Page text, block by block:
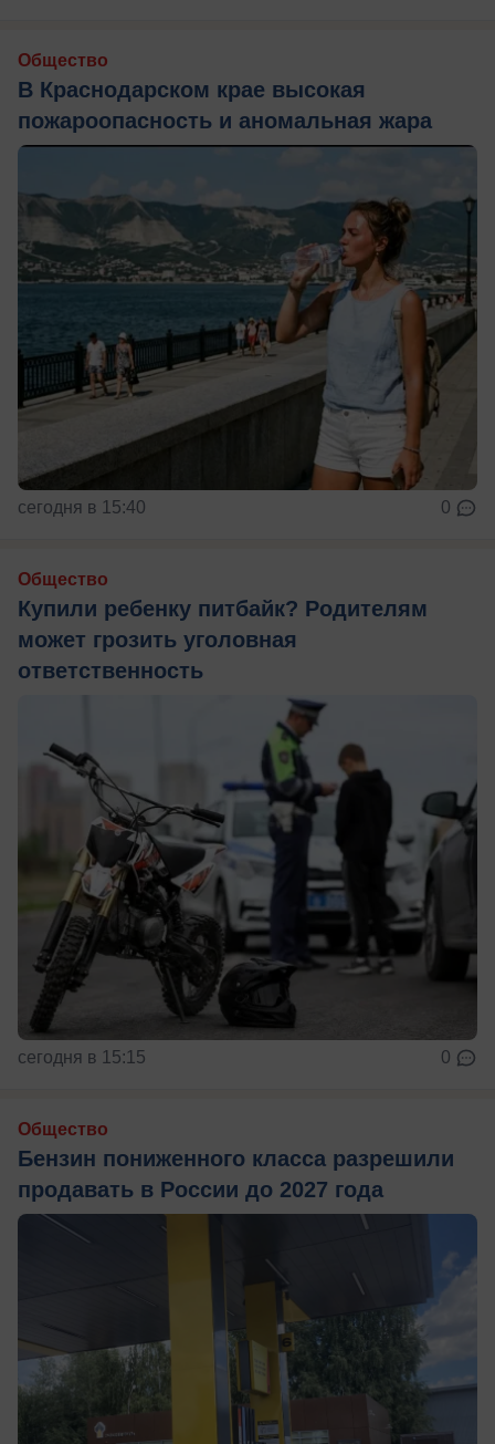
Общество
В Краснодарском крае высокая
пожароопасность и аномальная жара
сегодня в 15:40 0
Общество
Купили ребенку питбайк? Родителям
может грозить уголовная
ответственность
сегодня в 15:15 0
Общество
Бензин пониженного класса разрешили
продавать в России до 2027 года